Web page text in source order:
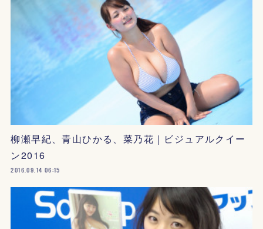
柳瀬早紀、青山ひかる、菜乃花｜ビジュアルクイー
ン2016
2016.09.14 06:15